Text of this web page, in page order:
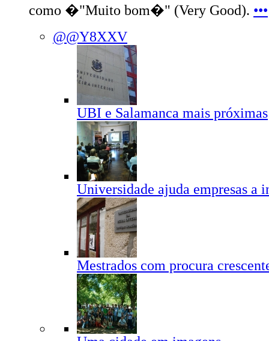
como �"Muito bom�" (Very Good). •••
@@Y8XXV
UBI e Salamanca mais próximas
Universidade ajuda empresas a
Mestrados com procura